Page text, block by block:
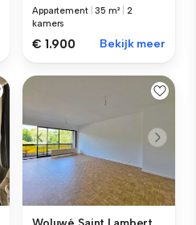
Appartement |35 m²
2
kamers
€ 1.900 Bekijk meer